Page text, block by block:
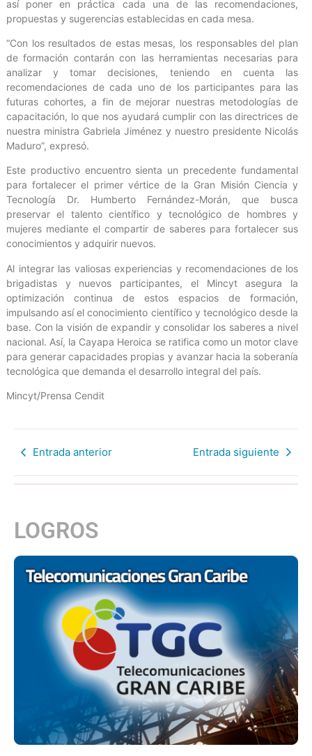
así poner en práctica cada una de las recomendaciones,
propuestas y sugerencias establecidas en cada mesa.
“Con los resultados de estas mesas, los responsables del plan
de formación contarán con las herramientas necesarias para
analizar y tomar decisiones, teniendo en cuenta las
recomendaciones de cada uno de los participantes para las
futuras cohortes, a fin de mejorar nuestras metodologías de
capacitación, lo que nos ayudará cumplir con las directrices de
nuestra ministra Gabriela Jiménez y nuestro presidente Nicolás
Maduro”, expresó.
Este productivo encuentro sienta un precedente fundamental
para fortalecer el primer vértice de la Gran Misión Ciencia y
Tecnología Dr. Humberto Fernández-Morán, que busca
preservar el talento científico y tecnológico de hombres y
mujeres mediante el compartir de saberes para fortalecer sus
conocimientos y adquirir nuevos.
Al integrar las valiosas experiencias y recomendaciones de los
brigadistas y nuevos participantes, el Mincyt asegura la
optimización continua de estos espacios de formación,
impulsando así el conocimiento científico y tecnológico desde la
base. Con la visión de expandir y consolidar los saberes a nivel
nacional. Así, la Cayapa Heroica se ratifica como un motor clave
para generar capacidades propias y avanzar hacia la soberanía
tecnológica que demanda el desarrollo integral del país.
Mincyt/Prensa Cendit
Entrada anterior Entrada siguiente
LOGROS